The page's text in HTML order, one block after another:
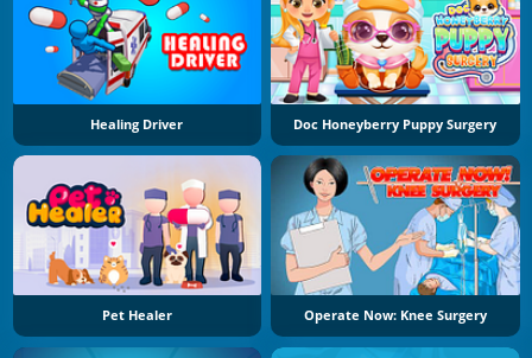
Healing Driver Doc Honeyberry Puppy Surgery
Pet Healer Operate Now: Knee Surgery